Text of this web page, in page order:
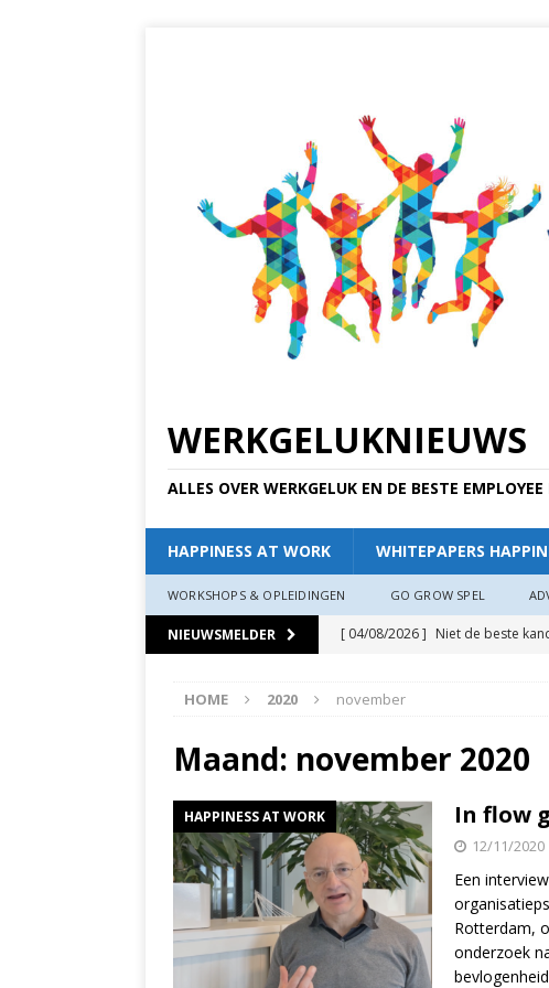
WERKGELUKNIEUWS
ALLES OVER WERKGELUK EN DE BESTE EMPLOYEE
HAPPINESS AT WORK WHITEPAPERS
WORKSHOPS & OPLEIDINGEN GO GROW SPEL
NIEUWSMELDER [ 04/08/2026 ] Niet de beste
[ 11/07/2026 ]
[ 07/07/2026 ]
“Werkgevers
[ 19/06/2026 ]
Zo creëer je
zit, ben je veerkrach­tiger”
[ 19/06/2026 ]
Waarom goede
HAPPINESS AT WORK
[ 13/03/2026 ]
Verdiepingsdag
HOME 2020 november
Maand: november 2020
HAPPINESS AT WORK In flow
12/11/2020
Een
Rotterdam,
onderzoek